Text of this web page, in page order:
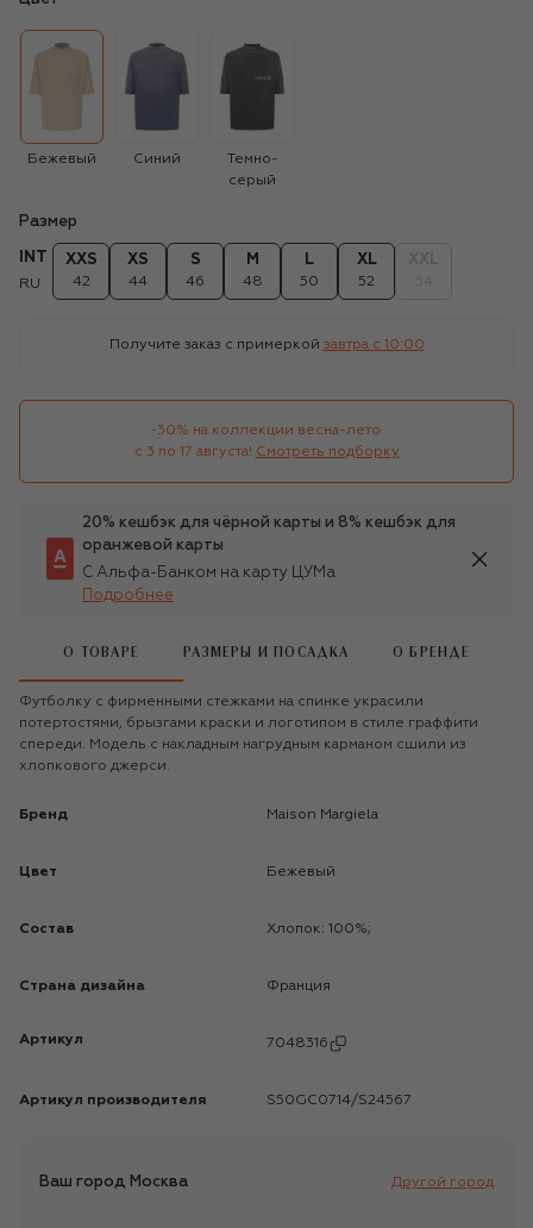
Бежевый Синий
Темно-
серый
Размер
INT
RU
XXS
42
XS
44
S
46
M
48
L
50
XL
52
Получите заказ с примеркой завтра c 10:00
-30% на коллекции весна-лето
с 3 по 17 августа! Смотреть подборку
20% кешбэк для чёрной карты и 8% кешбэк для
оранжевой карты
С Альфа-Банком на карту ЦУМа
Подробнее
О ТОВАРЕ РАЗМЕРЫ И ПОСАДКА О БРЕНДЕ
Футболку с фирменными стежками на спинке украсили
потертостями, брызгами краски и логотипом в стиле граффити
спереди. Модель с накладным нагрудным карманом сшили из
хлопкового джерси.
Бренд Maison Margiela
Цвет Бежевый
Состав Хлопок: 100%;
Страна дизайна Франция
Артикул 7048316
Артикул производителя S50GC0714/S24567
Ваш город Москва Другой город